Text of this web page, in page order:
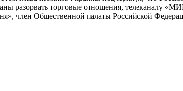
разорвать торговые отношения, телеканалу
член Общественной палаты Российской